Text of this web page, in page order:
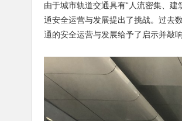
由于城市轨道交通具有“人流密集、
通安全运营与发展提出了挑战。过去
通的安全运营与发展给予了启示并敲